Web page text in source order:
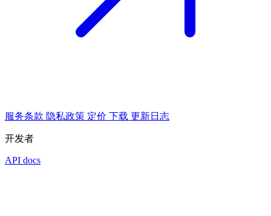
服务条款 隐私政策 定价 下载 更新日志
开发者
API docs